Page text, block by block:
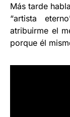
Más tarde
“artista
atribuirme el
porque él